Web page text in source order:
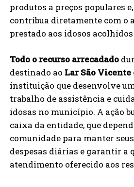
produtos a preços populares
contribua diretamente com o
prestado aos idosos
Todo o recurso arrecadado
destinado ao Lar São Vicente
instituição que desenvolve
trabalho de assistência e
idosas no município. A ação
caixa da entidade, que
comunidade para manter
despesas diárias e garantir a
atendimento oferecido aos